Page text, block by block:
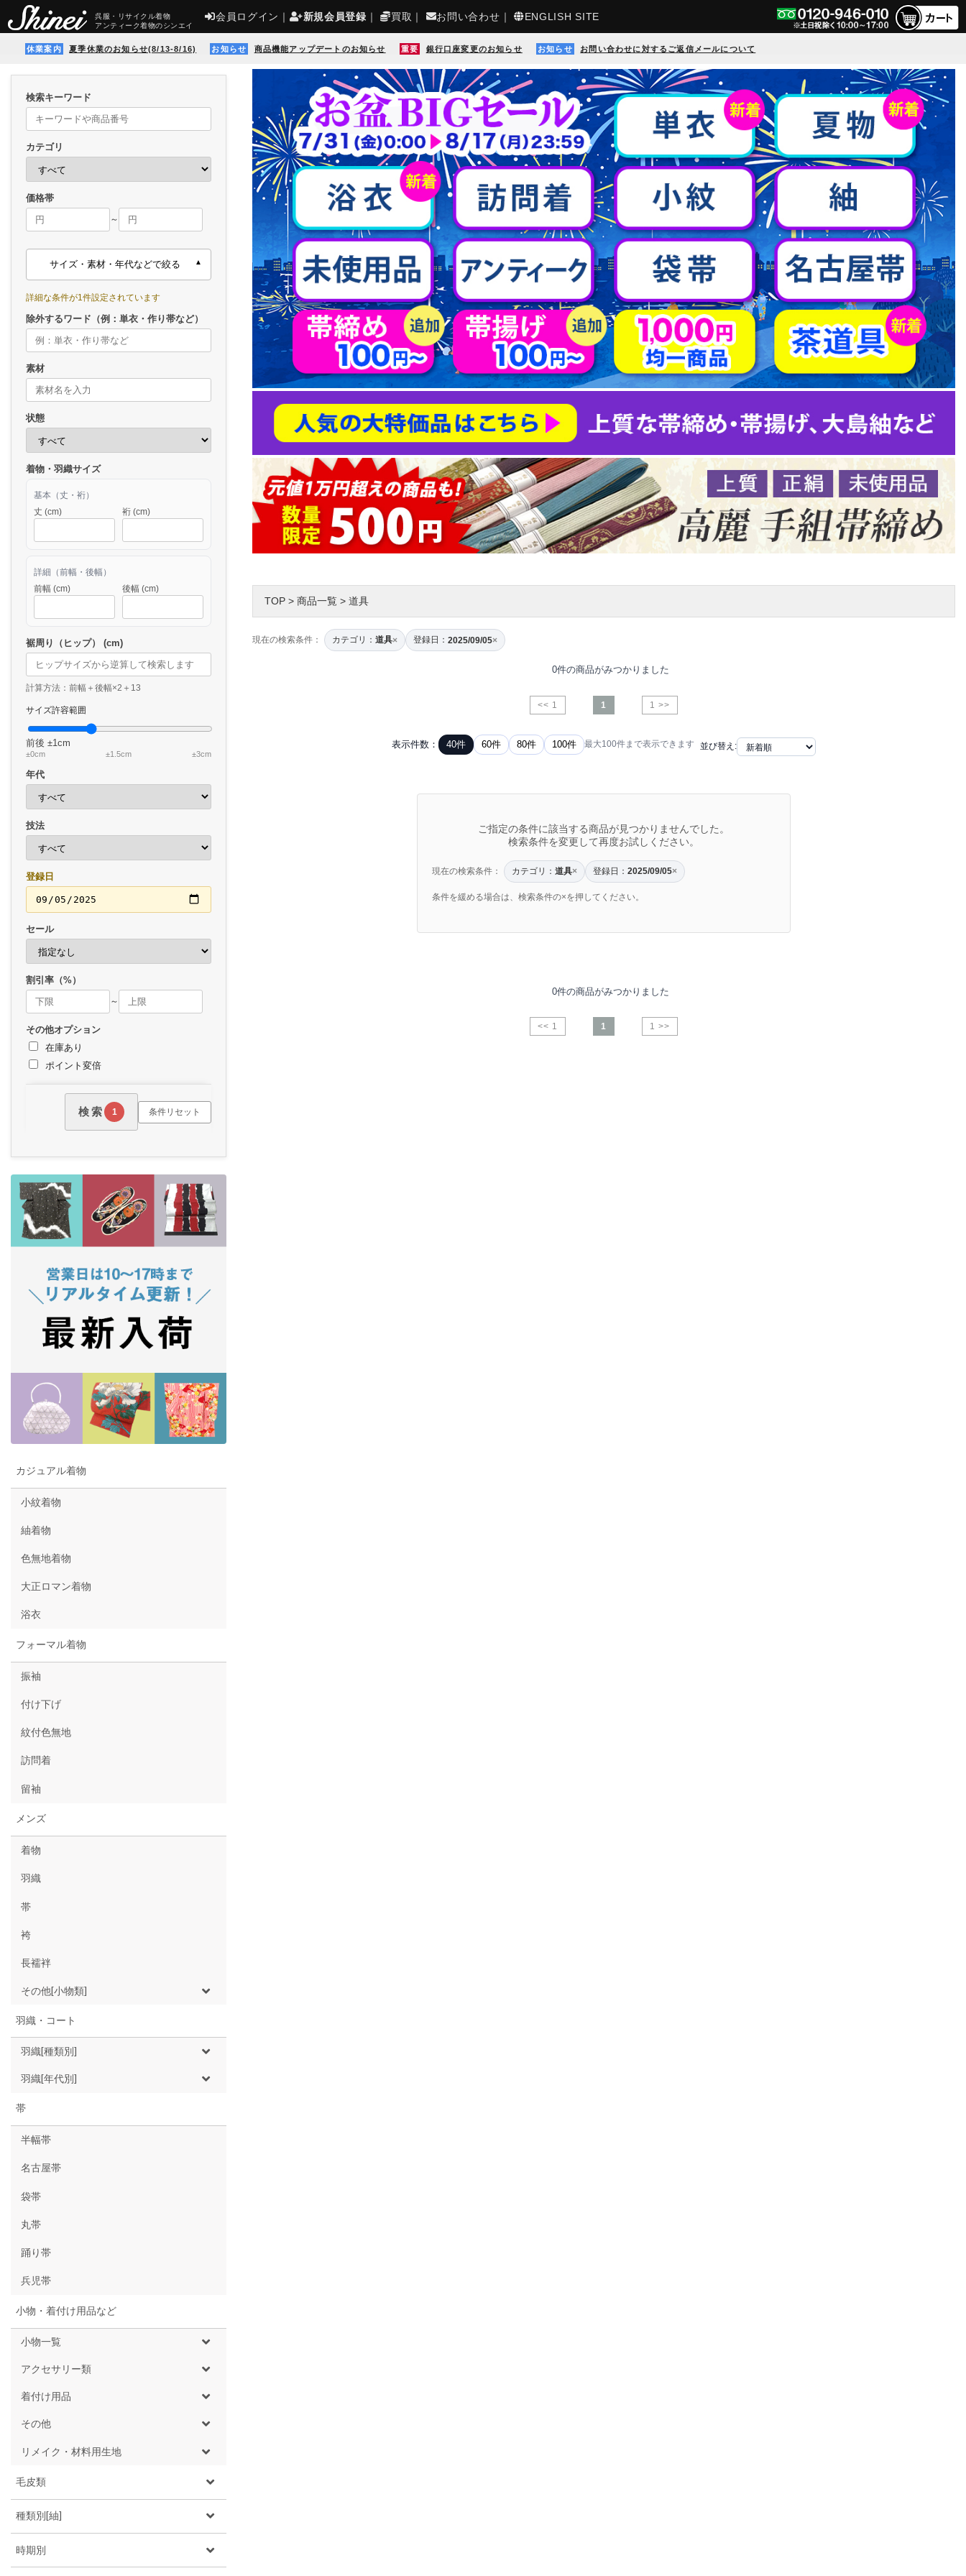
呉服・リサイクル着物
アンティーク着物のシンエイ
会員ログイン ｜ 新規会員登録 ｜ 買取 ｜ お問い合わせ ｜ ENGLISH SITE
休業案内 夏季休業のお知らせ(8/13-8/16) お知らせ 商品機能アップデートのお知らせ 重要 銀行口座変更のお知らせ お知らせ お問い合わせに対するご返信メールについて
検索キーワード
カテゴリ
価格帯
～
サイズ・素材・年代などで絞る
詳細な条件が1件設定されています
除外するワード（例：単衣・作り帯など）
素材
状態
着物・羽織サイズ
基本（丈・裄）
丈 (cm)
裄 (cm)
詳細（前幅・後幅）
前幅 (cm)
後幅 (cm)
裾周り（ヒップ） (cm)
計算方法：前幅＋後幅×2＋13
サイズ許容範囲
前後 ±1cm
±0cm ±1.5cm ±3cm
年代
技法
登録日
セール
割引率（%）
～
その他オプション
在庫あり
ポイント変倍
検索 1 条件リセット
カジュアル着物
小紋着物
紬着物
色無地着物
大正ロマン着物
浴衣
フォーマル着物
振袖
付け下げ
紋付色無地
訪問着
留袖
メンズ
着物
羽織
帯
袴
長襦袢
その他[小物類]
羽織・コート
羽織[種類別]
羽織[年代別]
帯
半幅帯
名古屋帯
袋帯
丸帯
踊り帯
兵児帯
小物・着付け用品など
小物一覧
アクセサリー類
着付け用品
その他
リメイク・材料用生地
毛皮類
種類別[紬]
時期別
TOP > 商品一覧 > 道具
現在の検索条件： カテゴリ： 道具× 登録日： 2025/09/05×
0件の商品がみつかりました
<< 1 1 1 >>
表示件数： 40件 60件 80件 100件 最大100件まで表示できます 並び替え:
ご指定の条件に該当する商品が見つかりませんでした。
検索条件を変更して再度お試しください。
現在の検索条件： カテゴリ： 道具× 登録日： 2025/09/05×
条件を緩める場合は、検索条件の×を押してください。
0件の商品がみつかりました
<< 1 1 1 >>